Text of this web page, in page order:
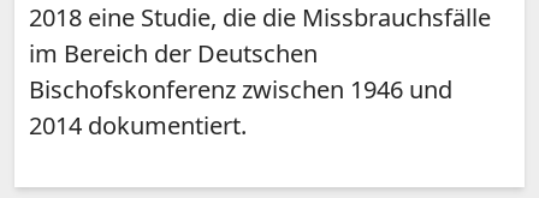
2018 eine Studie, die die Missbrauchsfälle
im Bereich der Deutschen
Bischofskonferenz zwischen 1946 und
2014 dokumentiert.